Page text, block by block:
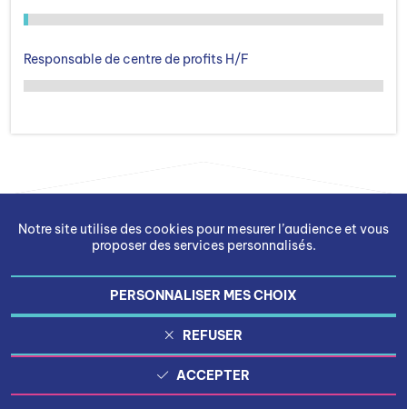
Responsable de centre de profits H/F
Notre site utilise des cookies pour mesurer l’audience et vous
proposer des services personnalisés.
PERSONNALISER MES CHOIX
REFUSER
ACCEPTER
Gestion des cookies
Mentions légales